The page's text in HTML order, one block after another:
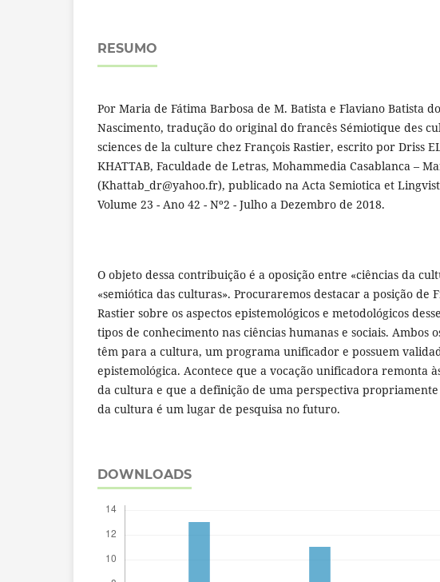
RESUMO
Por Maria de Fátima Barbosa de M. Batista e Flaviano Batista do
Nascimento, tradução do original do francês Sémiotique des
sciences de la culture chez François Rastier, escrito por Driss
KHATTAB, Faculdade de Letras, Mohammedia Casablanca –
(Khattab_dr@yahoo.fr), publicado na Acta Semiotica et
Volume 23 - Ano 42 - Nº2 - Julho a Dezembro de 2018.
O objeto dessa contribuição é a oposição entre «ciências da
«semiótica das culturas». Procuraremos destacar a posição de
Rastier sobre os aspectos epistemológicos e metodológicos
tipos de conhecimento nas ciências humanas e sociais. Ambos
têm para a cultura, um programa unificador e possuem
epistemológica. Acontece que a vocação unificadora remonta
da cultura e que a definição de uma perspectiva propriamente
da cultura é um lugar de pesquisa no futuro.
DOWNLOADS